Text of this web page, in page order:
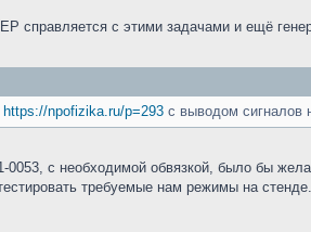
справляется с этими задачами и ещё
https://npofizika.ru/p=293 с выводом сигналов
с необходимой обвязкой, было бы
требуемые нам режимы на